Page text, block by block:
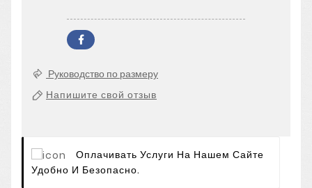
Руководство по размеру
Напишите свой отзыв
Оплачивать Услуги На Нашем Сайте
Удобно И Безопасно.